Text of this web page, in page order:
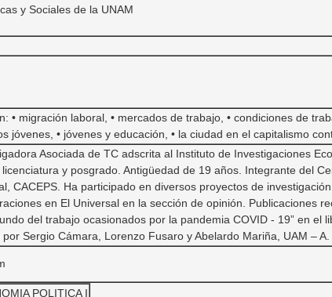
y Sociales de la UNAM
• migración laboral, • mercados de trabajo, • condiciones de
jóvenes, • jóvenes y educación, • la ciudad en el capitalismo
Asociada de TC adscrita al Instituto de Investigaciones
y posgrado. Antigüedad de 19 años. Integrante del
CACEPS. Ha participado en diversos proyectos de
en El Universal en la sección de opinión. Publicaciones
del trabajo ocasionados por la pandemia COVID - 19” en el
Sergio Cámara, Lorenzo Fusaro y Abelardo Mariña, UAM – A.
POLITICA I